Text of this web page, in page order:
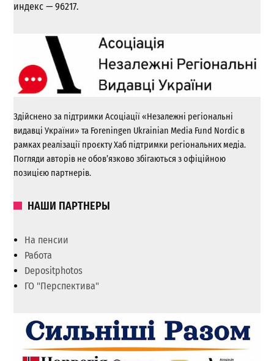
индекс — 96217.
Здійснено за підтримки Асоціації «Незалежні регіональні
видавці України» та Foreningen Ukrainian Media Fund Nordic в
рамках реалізації проєкту Хаб підтримки регіональних медіа.
Погляди авторів не обов’язково збігаються з офіційною
позицією партнерів.
НАШИ ПАРТНЕРЫ
На пенсии
Работа
Depositphotos
ГО "Перспектива"